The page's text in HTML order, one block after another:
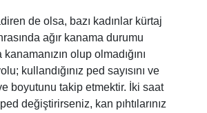
de olsa, bazı kadınlar kürtaj
ağır kanama durumu
olup olmadığını
kullandığınız ped sayısını ve
ve boyutunu takip etmektir. İki saat
değiştirirseniz, kan pıhtılarınız